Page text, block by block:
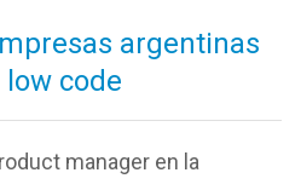
argentinas
code
manager en la